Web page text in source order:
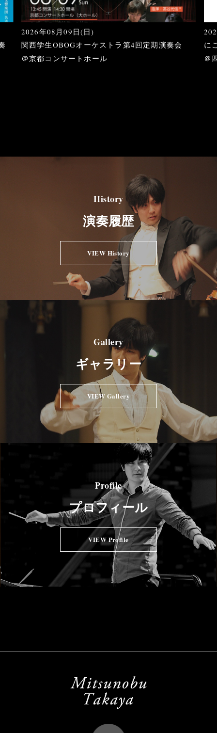
2026年08月09日(日)
関西学生OBOGオーケストラ第4回定期演奏会
＠京都コンサートホール
に
＠
History
演奏履歴
VIEW History
Gallery
ギャラリー
VIEW Gallery
Profile
プロフィール
VIEW Profile